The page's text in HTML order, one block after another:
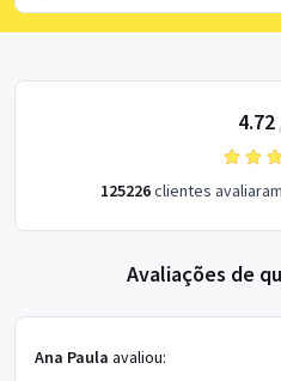
4.72
125226clientes
Avaliações de
Ana Paula avaliou: